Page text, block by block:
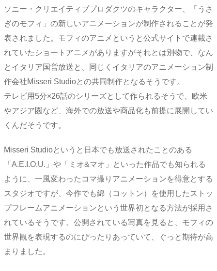
ソニー・クリエイティブプロダクツのキャラクター、「うさ
ぎのモフィ」の新しいアニメーションが制作されることが発
表されました。モフィのアニメというと公式サイトで連載さ
れていたショートアニメがありますがそれとは別物で、なん
とイタリア国営放送と、同じくイタリアのアニメーション制
作会社Misseri Studioとの共同制作となるそうです。
テレビ用5分×26話のシリーズとして作られるそうで、欧米
やアジア圏など、海外での放送や商品化も前提に展開してい
くんだそうです。
Misseri Studioというと日本でも放送されたことのある
「A.E.I.O.U.」や「ミオ&マオ」といった作品でも知られる
ように、一風変わったコマ撮りアニメーションを得意とする
スタジオですが、今作でも綿（コットン）を使用したストッ
プフレームアニメーションという世界初となる方法が採用さ
れているそうです。公開されている写真を見ると、モフィの
世界観を表現するのにぴったりあっていて、ぐっと期待が高
まりました。